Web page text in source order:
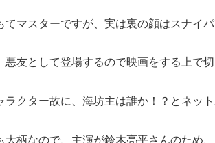
マスターですが、実は裏の顔はスナイパ
友として登場するので映画をする上で切
クター故に、海坊主は誰か！？とネッ
大柄なので、主演が鈴木亮平さんのため